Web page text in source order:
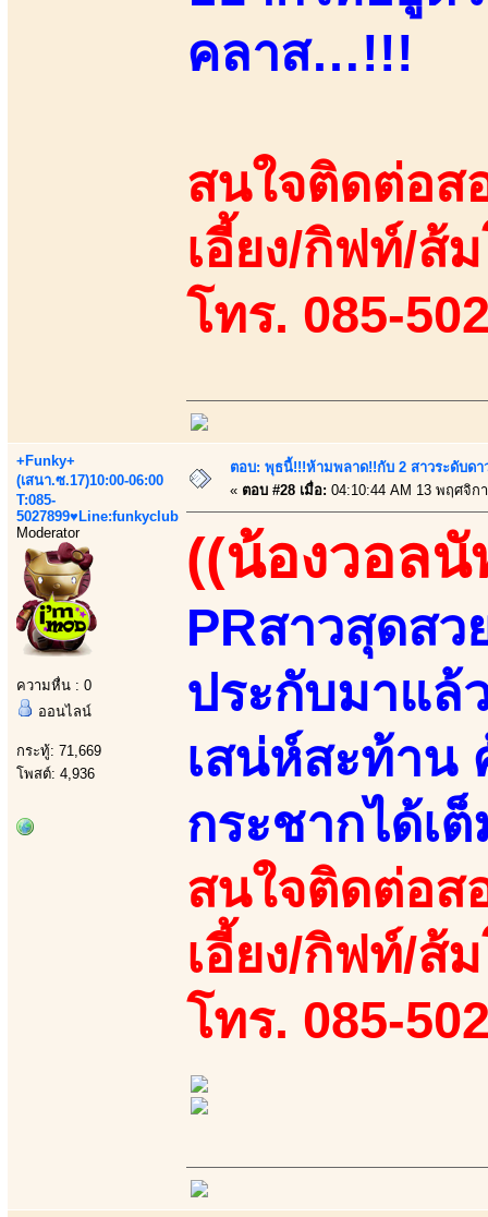
คลาส…!!!
สนใจติดต่อส
เอี้ยง/กิฟท์/ส้
โทร. 085-
+Funky+
(เสนา.ซ.17)10:00-06:00
T:085-
5027899♥Line:funkyclub
Moderator
ความหื่น : 0
ออนไลน์
กระทู้: 71,669
โพสต์: 4,936
ตอบ: พุธนี้!!!ห้ามพลาด!!กับ 2 สาวระดับดา
« ตอบ #28 เมื่อ: 04:10:44 AM 13 พฤศจิก
((น้องวอลนั
PRสาวสุดส
ประกับมาแล้
เสน่ห์สะท้าน
กระชากได้เ
สนใจติดต่อส
เอี้ยง/กิฟท์/ส้
โทร. 085-